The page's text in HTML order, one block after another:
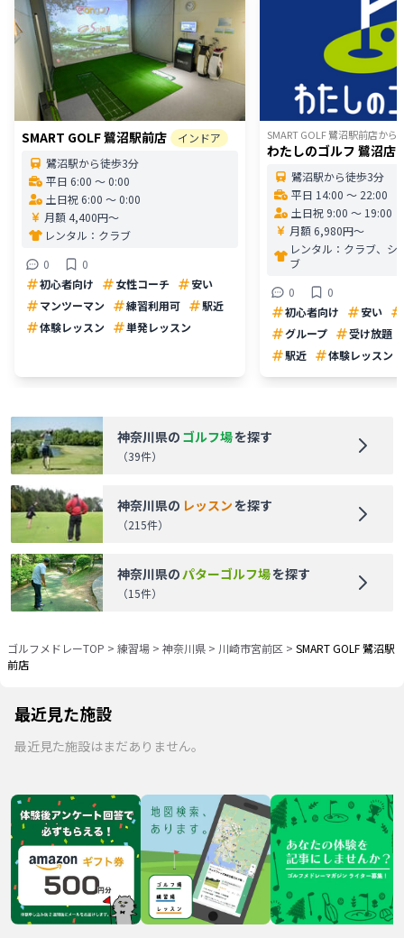
SMART GOLF 鷺沼駅前店
インドア
鷺沼駅から徒歩3分
平日 6:00 〜 0:00
土日祝 6:00 〜 0:00
月額 4,400円〜
レンタル： クラブ
0
0
初心者向け
女性コーチ
安い
マンツーマン
練習利用可
駅近
体験レッスン
単発レッスン
SMART GOLF 鷺沼駅前店から
わたしのゴルフ 鷺沼店
鷺沼駅から徒歩3分
平日 14:00 〜 22:00
土日祝 9:00 〜 19:00
月額 6,980円〜
レンタル： クラブ、シ
ブ
0
0
初心者向け
安い
グループ
受け放題
駅近
体験レッスン
神奈川県の ゴルフ場を探す
（39件）
神奈川県の レッスンを探す
（215件）
神奈川県のパターゴルフ場を探す
（15件）
ゴルフメドレーTOP > 練習場 > 神奈川県 > 川崎市宮前区 > SMART GOLF 鷺沼駅
前店
最近見た施設
最近見た施設はまだありません。